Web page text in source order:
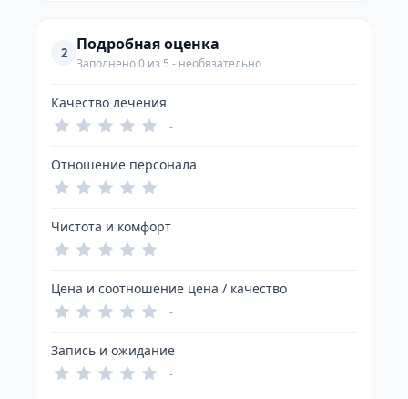
2 Подробная оценка
Заполнено 0 из 5 - необязательно
Качество лечения
-
Отношение персонала
-
Чистота и комфорт
-
Цена и соотношение цена / качество
-
Запись и ожидание
-